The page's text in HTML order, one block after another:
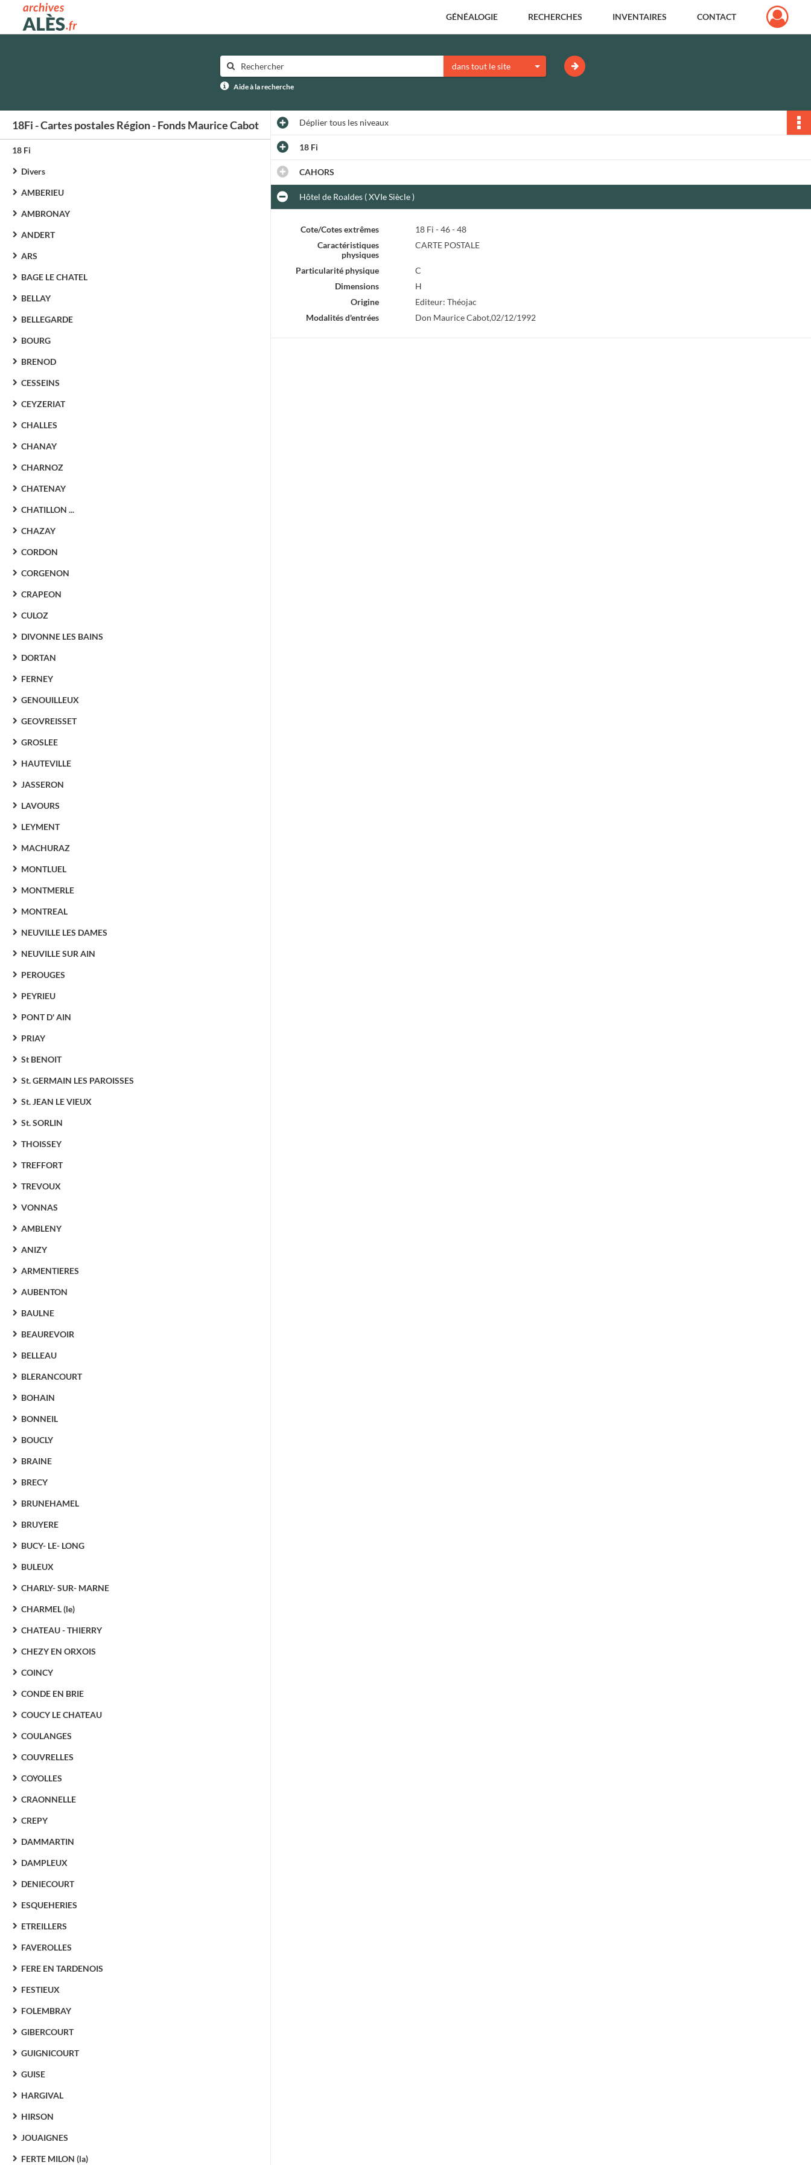
Archives municipales d'Alès GÉNÉALOGIE RECHERCHES INVENTAIRES CONTACT
dans tout le site
Aide à la recherche
18Fi - Cartes postales Région - Fonds Maurice Cabot
18 Fi
Divers
AMBERIEU
AMBRONAY
ANDERT
ARS
BAGE LE CHATEL
BELLAY
BELLEGARDE
BOURG
BRENOD
CESSEINS
CEYZERIAT
CHALLES
CHANAY
CHARNOZ
CHATENAY
CHATILLON ...
CHAZAY
CORDON
CORGENON
CRAPEON
CULOZ
DIVONNE LES BAINS
DORTAN
FERNEY
GENOUILLEUX
GEOVREISSET
GROSLEE
HAUTEVILLE
JASSERON
LAVOURS
LEYMENT
MACHURAZ
MONTLUEL
MONTMERLE
MONTREAL
NEUVILLE LES DAMES
NEUVILLE SUR AIN
PEROUGES
PEYRIEU
PONT D' AIN
PRIAY
St BENOIT
St. GERMAIN LES PAROISSES
St. JEAN LE VIEUX
St. SORLIN
THOISSEY
TREFFORT
TREVOUX
VONNAS
AMBLENY
ANIZY
ARMENTIERES
AUBENTON
BAULNE
BEAUREVOIR
BELLEAU
BLERANCOURT
BOHAIN
BONNEIL
BOUCLY
BRAINE
BRECY
BRUNEHAMEL
BRUYERE
BUCY- LE- LONG
BULEUX
CHARLY- SUR- MARNE
CHARMEL (le)
CHATEAU - THIERRY
CHEZY EN ORXOIS
COINCY
CONDE EN BRIE
COUCY LE CHATEAU
COULANGES
COUVRELLES
COYOLLES
CRAONNELLE
CREPY
DAMMARTIN
DAMPLEUX
DENIECOURT
ESQUEHERIES
ETREILLERS
FAVEROLLES
FERE EN TARDENOIS
FESTIEUX
FOLEMBRAY
GIBERCOURT
GUIGNICOURT
GUISE
HARGIVAL
HIRSON
JOUAIGNES
FERTE MILON (la)
Dépliertous les niveaux
18 Fi
CAHORS
Hôtel de Roaldes ( XVIe Siècle )
Cote/Cotes extrêmes
18 Fi - 46 - 48
Caractéristiques
physiques
CARTE POSTALE
Particularité physique
C
Dimensions
H
Origine
Editeur: Théojac
Modalités d'entrées
Don Maurice Cabot,02/12/1992